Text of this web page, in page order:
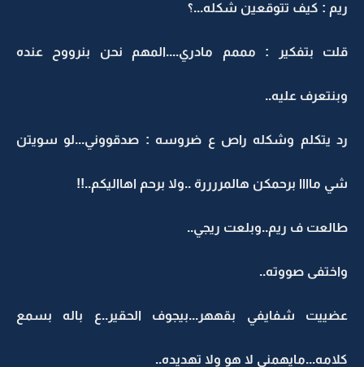
ريم : كيف تتوقعين شكله...؟
قلت بتفكير : مممم مادري....المهم نحن بنرووح عنده
وبنتعرف عليه..
رد يتكلم وشكله راص ع ضروسه : صدقووني...لو سويتن
شي ماااا برحمكن هالمررررة ..ولا برحم اهااليكم..!!
طالعت ف ريم..وبلعت ريجي..
واختفى صووته..
عضييت شفايفي بقههر...بيجوف الحقير..ع باله بسمع
كلامه...مايهمني لا هو ولا تهديده..